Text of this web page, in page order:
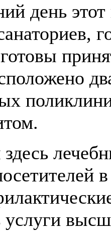
день
услуги